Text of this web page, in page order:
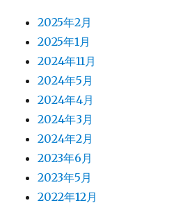
2025年2月
2025年1月
2024年11月
2024年5月
2024年4月
2024年3月
2024年2月
2023年6月
2023年5月
2022年12月